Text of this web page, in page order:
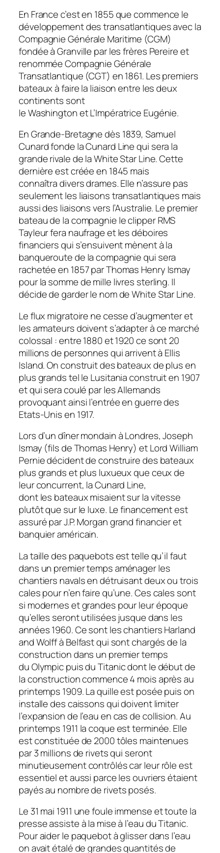
En France c’est en 1855 que commence le
développement des transatlantiques avec la
Compagnie Générale Maritime (CGM)
fondée à Granville par les frères Pereire et
renommée Compagnie Générale
Transatlantique (CGT) en 1861. Les premiers
bateaux à faire la liaison entre les deux
continents sont
leWashingtonetL’Impératrice Eugénie.
En Grande-Bretagne dès 1839, Samuel
Cunard fonde la Cunard Line qui sera la
grande rivale de la White Star Line. Cette
dernière est créée en 1845 mais
connaîtra divers drames. Elle n’assure pas
seulement les liaisons transatlantiques mais
aussi des liaisons vers l’Australie. Le premier
bateau de la compagnie le clipperRMS
Tayleurfera naufrage et les déboires
financiers qui s’ensuivent mènent à la
banqueroute de la compagnie qui sera
rachetée en 1857 par Thomas Henry Ismay
pour la somme de mille livres sterling. Il
décide de garder le nom de White Star Line.
Le flux migratoire ne cesse d’augmenter et
les armateurs doivent s’adapter à ce marché
colossal : entre 1880 et 1920 ce sont 20
millions de personnes qui arrivent à Ellis
Island. On construit des bateaux de plus en
plus grands tel le Lusitaniaconstruit en 1907
et qui sera coulé par les Allemands
provoquant ainsi l’entrée en guerre des
Etats-Unis en 1917.
Lors d’un dîner mondain à Londres, Joseph
Ismay (fils de Thomas Henry) et Lord William
Pernie décident de construire des bateaux
plus grands et plus luxueux que ceux de
leur concurrent, la Cunard Line,
dont les bateaux misaient sur la vitesse
plutôt que sur le luxe. Le financement est
assuré par J.P. Morgan grand financier et
banquier américain.
La taille des paquebots est telle qu’il faut
dans un premier temps aménager les
chantiers navals en détruisant deux ou trois
cales pour n’en faire qu’une. Ces cales sont
si modernes et grandes pour leur époque
qu’elles seront utilisées jusque dans les
années 1960. Ce sont les chantiers Harland
and Wolff à Belfast qui sont chargés de la
construction dans un premier temps
duOlympicpuis duTitanicdont le début de
la construction commence 4 mois après au
printemps 1909. La quille est posée puis on
installe des caissons qui doivent limiter
l’expansion de l’eau en cas de collision. Au
printemps 1911 la coque est terminée. Elle
est constituée de 2000 tôles maintenues
par 3 millions de rivets qui seront
minutieusement contrôlés car leur rôle est
essentiel et aussi parce les ouvriers étaient
payés au nombre de rivets posés.
Le 31 mai 1911 une foule immense et toute la
presse assiste à la mise à l’eau duTitanic.
Pour aider le paquebot à glisser dans l’eau
on avait étalé de grandes quantités de